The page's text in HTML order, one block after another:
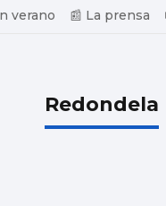
verano 📰 La prensa
Redondela